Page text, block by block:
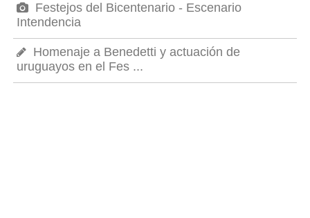
Festejos del Bicentenario - Escenario
Intendencia
Homenaje a Benedetti y actuación de
uruguayos en el Fes ...